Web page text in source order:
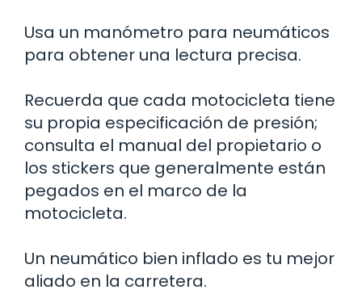
Usa un manómetro para neumáticos
para obtener una lectura precisa.
Recuerda que cada motocicleta tiene
su propia especificación de presión;
consulta el manual del propietario o
los stickers que generalmente están
pegados en el marco de la
motocicleta.
Un neumático bien inflado es tu mejor
aliado en la carretera.